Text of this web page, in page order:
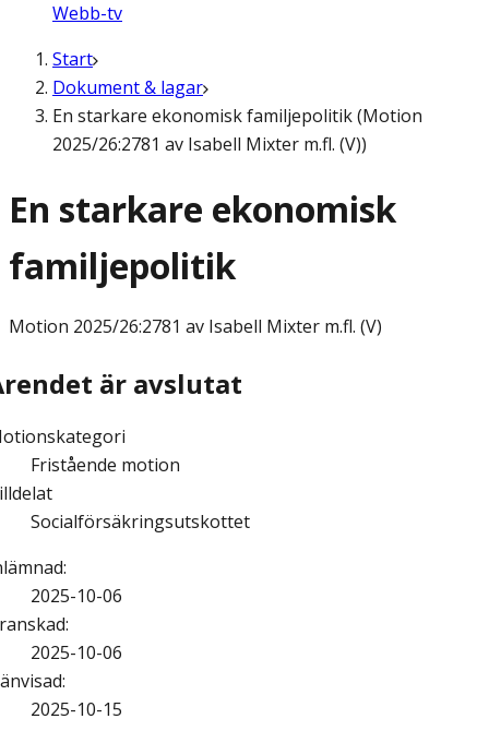
Webb-tv
Start
Dokument & lagar
En starkare ekonomisk familjepolitik (Motion
2025/26:2781 av Isabell Mixter m.fl. (V))
En starkare ekonomisk
familjepolitik
Motion 2025/26:2781 av Isabell Mixter m.fl. (V)
är avslutat
Fristående motion
Socialförsäkringsutskottet
:
2025-10-06
:
2025-10-06
:
2025-10-15